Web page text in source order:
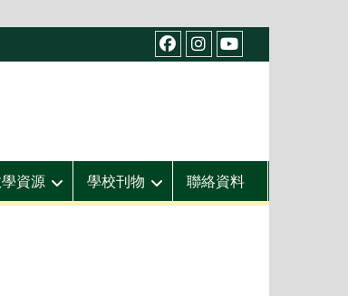
facebook
IG youtube
資源 學校刊物 聯絡資料